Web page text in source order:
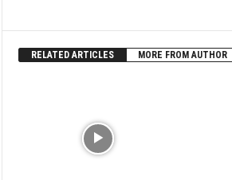
RELATED ARTICLES MORE FROM AUTHOR